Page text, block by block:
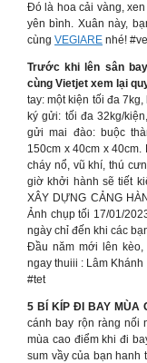
Đó là hoa cải vàng,
yên bình. Xuân này,
cùng VEGIARE nhé!
Trước khi lên sân
cùng Vietjet xem lại
tay: một kiện tối đa
ký gửi: tối đa 32kg/
gửi mai đào: buộc
150cm x 40cm x
cháy nổ, vũ khí, thú
giờ khởi hành sẽ tiết
XÂY DỰNG CẢNG
Ảnh chụp tối 17/01/
ngày chỉ đến khi các
Đầu năm mới lên kèo,
ngay thuiii : Lâm
#tet
5 BÍ KÍP ĐI BAY MÙA
cánh bay rộn ràng nối
mùa cao điểm khi đi
sum vầy của bạn hanh